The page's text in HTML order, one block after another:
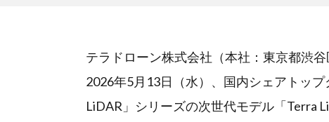
テラドローン株式会社（本社：東京都渋
2026年5月13日（水）、国内シェアトッ
LiDAR」シリーズの次世代モデル「Terra